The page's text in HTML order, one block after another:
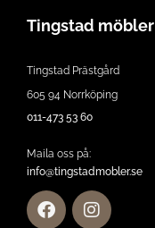
Tingstad möbler
Tingstad Prästgård
605 94 Norrköping
011-473 53 60
Maila oss på:
info@tingstadmobler.se